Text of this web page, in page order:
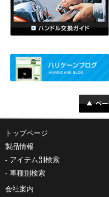
トップページ
製品情報
アイテム別検索
車種別検索
会社案内